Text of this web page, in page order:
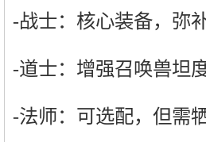
-战士：核心装备，弥
-道士：增强召唤兽坦
-法师：可选配，但需